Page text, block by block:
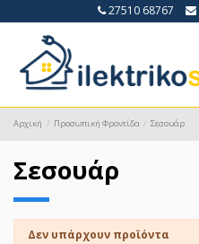
27510 68767
Αρχική Προσωπική Φροντίδα Σεσουάρ
Σεσουάρ
Δεν υπάρχουν προϊόντα